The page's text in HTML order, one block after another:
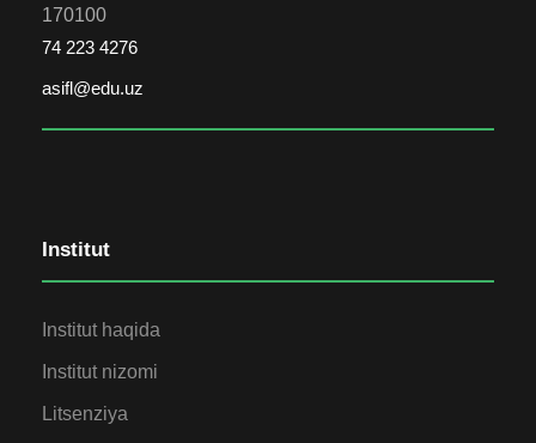
170100
74 223 4276
asifl@edu.uz
Institut
Institut haqida
Institut nizomi
Litsenziya